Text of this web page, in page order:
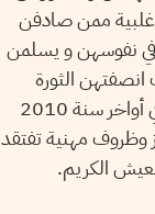
ممن صادفن
نفوسهن و يسلمن
الثورة
فاستطعن أن يأسسن نقابتهن المستقلة في أواخر سنة 2010
وظروف مهنية تفتقد
الكريم.